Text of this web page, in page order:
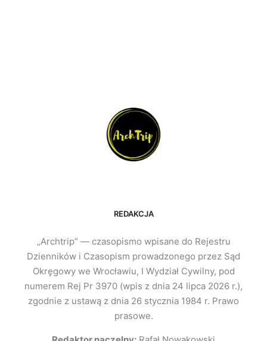
REDAKCJA
„Archtrip” — czasopismo wpisane do Rejestru
Dzienników i Czasopism prowadzonego przez Sąd
Okręgowy we Wrocławiu, I Wydział Cywilny, pod
numerem Rej Pr 3970 (wpis z dnia 24 lipca 2026 r.),
zgodnie z ustawą z dnia 26 stycznia 1984 r. Prawo
prasowe.